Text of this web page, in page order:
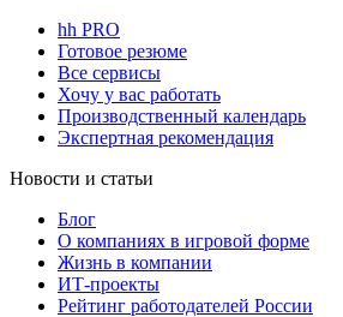
hh PRO
Готовое резюме
Все сервисы
Хочу у вас работать
Производственный календарь
Экспертная рекомендация
Новости и статьи
Блог
О компаниях в игровой форме
Жизнь в компании
ИТ-проекты
Рейтинг работодателей России